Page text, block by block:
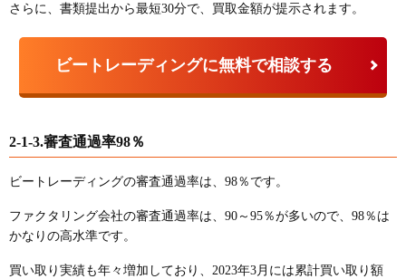
さらに、書類提出から最短30分で、買取金額が提示されます。
ビートレーディングに無料で相談する
2-1-3.審査通過率98％
ビートレーディングの審査通過率は、98％です。
ファクタリング会社の審査通過率は、90～95％が多いので、98％は
かなりの高水準です。
買い取り実績も年々増加しており、2023年3月には累計買い取り額